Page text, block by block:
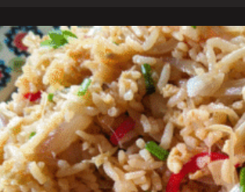
na
rowerze